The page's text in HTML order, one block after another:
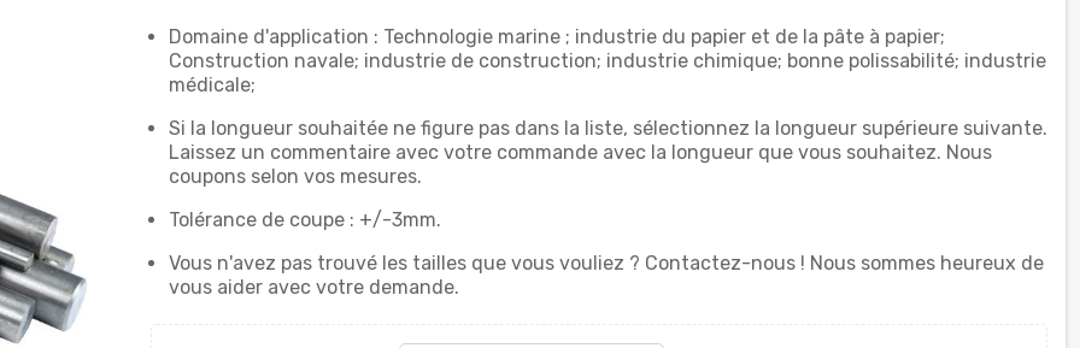
Domaine d'application : Technologie marine ; industrie du papier et de la pâte à papier;
Construction navale; industrie de construction; industrie chimique; bonne polissabilité; industrie
médicale;
Si la longueur souhaitée ne figure pas dans la liste, sélectionnez la longueur supérieure suivante.
Laissez un commentaire avec votre commande avec la longueur que vous souhaitez. Nous
coupons selon vos mesures.
Tolérance de coupe : +/-3mm.
Vous n'avez pas trouvé les tailles que vous vouliez ? Contactez-nous ! Nous sommes heureux de
vous aider avec votre demande.